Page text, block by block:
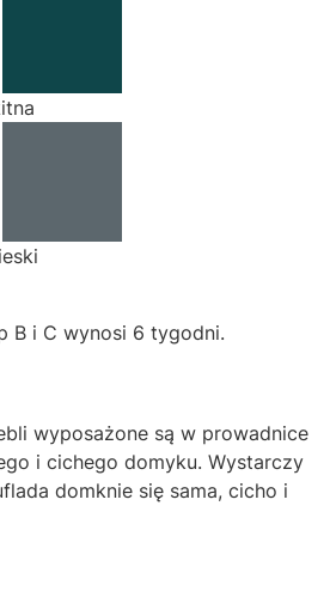
B i C wynosi 6 tygodni.
wyposażone są w prowadnice
i cichego domyku. Wystarczy
domknie się sama, cicho i